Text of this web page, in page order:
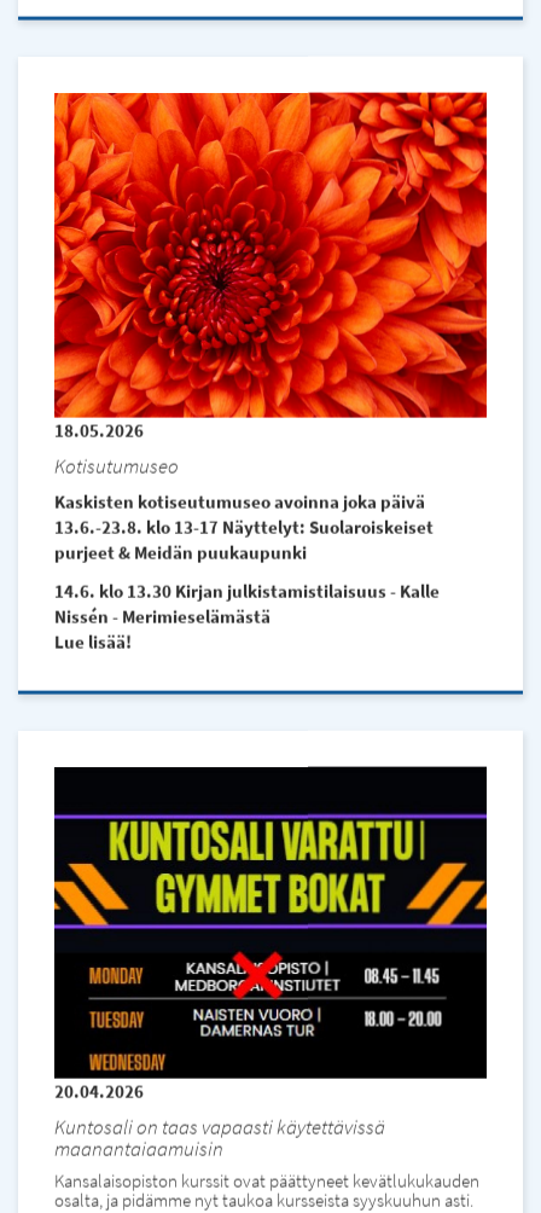
18.05.2026
Kotisutumuseo
Kaskisten kotiseutumuseo avoinna joka päivä
13.6.-23.8. klo 13-17 Näyttelyt: Suolaroiskeiset
purjeet & Meidän puukaupunki
14.6. klo 13.30 Kirjan julkistamistilaisuus - Kalle
Nissén - Merimieselämästä
Lue lisää
20.04.2026
Kuntosali on taas vapaasti käytettävissä
maanantaiaamuisin
Kansalaisopiston kurssit ovat päättyneet kevätlukukauden
osalta, ja pidämme nyt taukoa kursseista syyskuuhun asti.